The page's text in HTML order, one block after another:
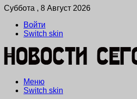
Суббота , 8 Август 2026
Войти
Switch skin
Меню
Switch skin